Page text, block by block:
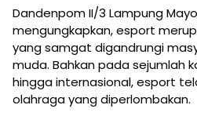
Dandenpom II/3 Lampung
mengungkapkan, esport
yang samgat digandrungi
muda. Bahkan pada sejumlah
hingga internasional, esport
olahraga yang diperlombakan.